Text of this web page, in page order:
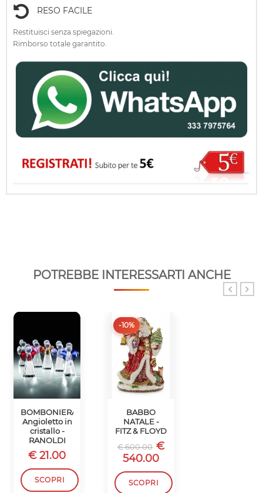
RESO FACILE
Restituisci senza spiegazioni.
Rimborso totale garantito.
POTREBBE INTERESSARTI ANCHE
BOMBONIERA
Angioletto in
cristallo -
RANOLDI
€ 21.00
SCOPRI
-10%
BABBO
NATALE -
FITZ & FLOYD
€ 600.00 €
540.00
SCOPRI